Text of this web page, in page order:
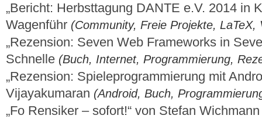
„Bericht: Herbsttagung DANTE e.V. 2014 in
Wagenführ (Community, Freie Projekte, LaTeX,
„Rezension: Seven Web Frameworks in
Schnelle (Buch, Internet, Programmierung,
„Rezension: Spieleprogrammierung mit
Vijayakumaran (Android, Buch,
„Fo Rensiker – sofort!“ von Stefan